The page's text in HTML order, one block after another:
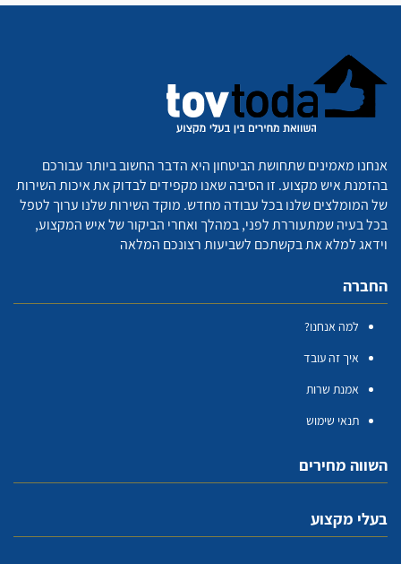
אנחנו מאמינים שתחושת הביטחון היא הדבר החשוב ביותר עבורכם
בהזמנת איש מקצוע. זו הסיבה שאנו מקפידים לבדוק את איכות השירות
של המומלצים שלנו בכל עבודה מחדש. מוקד השירות שלנו ערוך לטפל
בכל בעיה שמתעוררת לפני, במהלך ואחרי הביקור של איש המקצוע,
וידאג למלא את בקשתכם לשביעות רצונכם המלאה
החברה
למה אנחנו?
איך זה עובד
אמנת שרות
תנאי שימוש
השווה מחירים
בעלי מקצוע